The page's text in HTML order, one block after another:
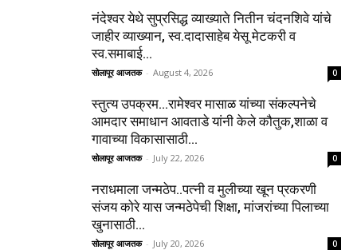
नंदेश्वर येथे सुप्रसिद्ध व्याख्याते नितीन चंदनशिवे यांचे
जाहीर व्याख्यान, स्व.दादासाहेब येसू मेटकरी व
स्व.समाबाई...
सोलापूर आजतक - August 4, 2026 0
स्तुत्य उपक्रम…रामेश्वर मासाळ यांच्या संकल्पनेचे
आमदार समाधान आवताडे यांनी केले कौतुक,शाळा व
गावाच्या विकासासाठी...
सोलापूर आजतक - July 22, 2026 0
नराधमाला जन्मठेप..पत्नी व मुलीच्या खून प्रकरणी
संजय कोरे यास जन्मठेपेची शिक्षा, मांजरांच्या पिलाच्या
खुनासाठी...
सोलापूर आजतक - July 20, 2026 0